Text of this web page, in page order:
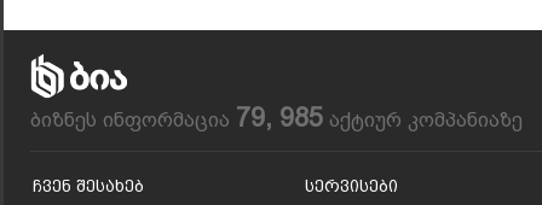
ბიზნეს ინფორმაცია 79, 985 აქტიურ კომპანიაზე
Ჩვენ Შესახებ
Სერვისები